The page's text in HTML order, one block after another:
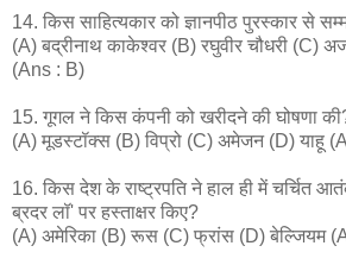
14. किस साहित्यकार को ज्ञानपीठ पुरस्कार से
(A) बद्रीनाथ काकेश्वर (B) रघुवीर चौधरी (C)
(Ans : B)
15. गूगल ने किस कंपनी को खरीदने की घोषणा
(A) मूडस्टॉक्स (B) विप्रो (C) अमेजन (D) याहू
16. किस देश के राष्ट्रपति ने हाल ही में चर्चित
ब्रदर लॉ' पर हस्ताक्षर किए?
(A) अमेरिका (B) रूस (C) फ्रांस (D) बेल्जियम